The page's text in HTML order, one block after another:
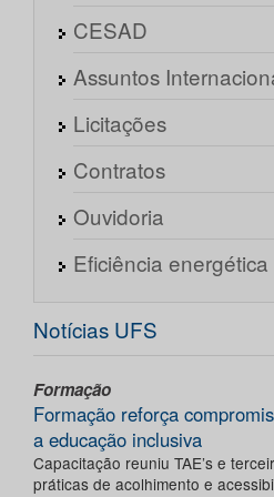
CESAD
Assuntos
Licitações
Contratos
Ouvidoria
Eficiência energética
Notícias UFS
Formação
Formação reforça
a educação inclusiva
Capacitação reuniu TAE’s e
práticas de acolhimento e